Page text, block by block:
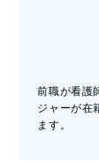
前職が看護
ジャーが在
ます。